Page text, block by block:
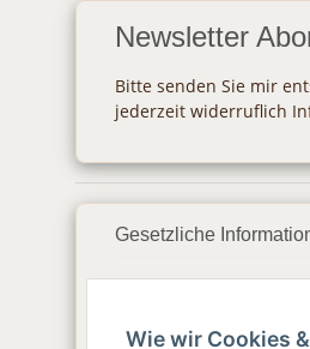
Newsletter
Bitte senden Sie mir
jederzeit widerruflich
Gesetzliche
AGB
Wie wir Cookies